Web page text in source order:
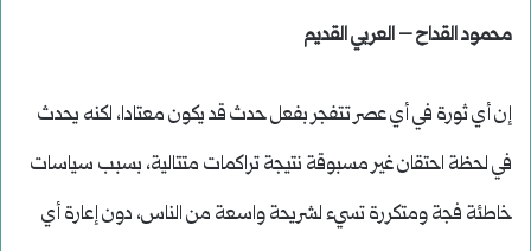
محمود القداح – العربي القديم
إن أي ثورة في أي عصر تتفجر بفعل حدث قد يكون معتادا، لكنه يحدث
في لحظة احتقان غير مسبوقة نتيجة تراكمات متتالية، بسبب سياسات
خاطئة فجة ومتكررة تسيء لشريحة واسعة من الناس، دون إعارة أي